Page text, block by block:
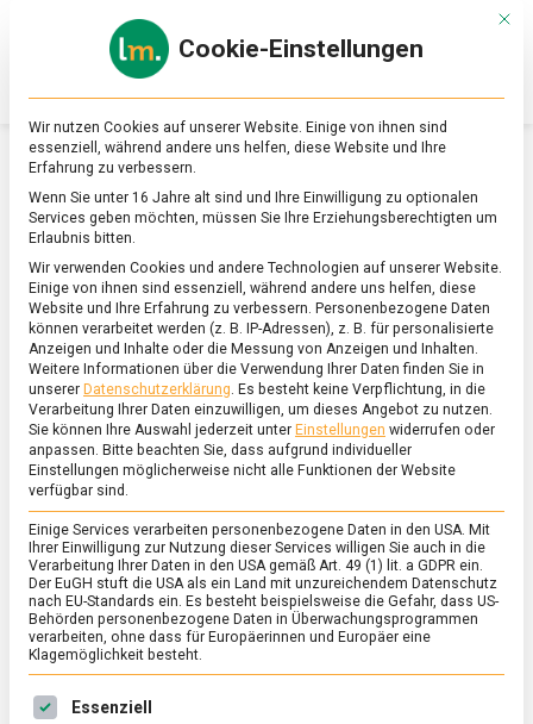
Online-
Magazin
zu
&
Ernährung
SCHLAGWORT:EIDOTTER
FEATURED/WISSEN
Die Quadratur des Eis
14. April 2022 Johannes
Die
Ob hart, wachsweich, gerührt, gespiegelt, verbacken
Mit
Cookie-Einstellungen
Wir nutzen Cookies auf unserer Website. Einige von ihnen sind
essenziell, während andere uns helfen, diese Website und Ihre
Erfahrung zu verbessern.
Wenn Sie unter 16 Jahre alt sind und Ihre Einwilligung zu optionalen
Services geben möchten, müssen Sie Ihre Erziehungsberechtigten um
Erlaubnis bitten.
Wir verwenden Cookies und andere Technologien auf unserer Website.
Einige von ihnen sind essenziell, während andere uns helfen, diese
Website und Ihre Erfahrung zu verbessern. Personenbezogene Daten
können verarbeitet werden (z. B. IP-Adressen), z. B. für personalisierte
Anzeigen und Inhalte oder die Messung von Anzeigen und Inhalten.
Weitere Informationen über die Verwendung Ihrer Daten finden Sie in
unserer Datenschutzerklärung. Es besteht keine Verpflichtung, in die
Verarbeitung Ihrer Daten einzuwilligen, um dieses Angebot zu nutzen.
Sie können Ihre Auswahl jederzeit unter Einstellungen widerrufen oder
anpassen. Bitte beachten Sie, dass aufgrund individueller
Einstellungen möglicherweise nicht alle Funktionen der Website
verfügbar sind.
Einige Services verarbeiten personenbezogene Daten in den USA. Mit
Ihrer Einwilligung zur Nutzung dieser Services willigen Sie auch in die
Verarbeitung Ihrer Daten in den USA gemäß Art. 49 (1) lit. a GDPR ein.
Der EuGH stuft die USA als ein Land mit unzureichendem Datenschutz
nach EU-Standards ein. Es besteht beispielsweise die Gefahr, dass US-
Behörden personenbezogene Daten in Überwachungsprogrammen
verarbeiten, ohne dass für Europäerinnen und Europäer eine
Klagemöglichkeit besteht.
Es folgt eine Liste der Service-Gruppen, für die eine
Essenziell